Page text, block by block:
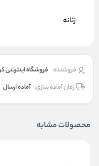
زنانه
فروشنده: فروشگاه اینترنتی
زمان آماده سازی: آماده ارسال
محصولات مشابه